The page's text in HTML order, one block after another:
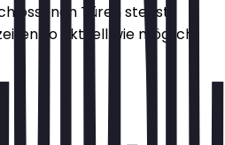
Türen stehst,
so aktuell wie möglich.